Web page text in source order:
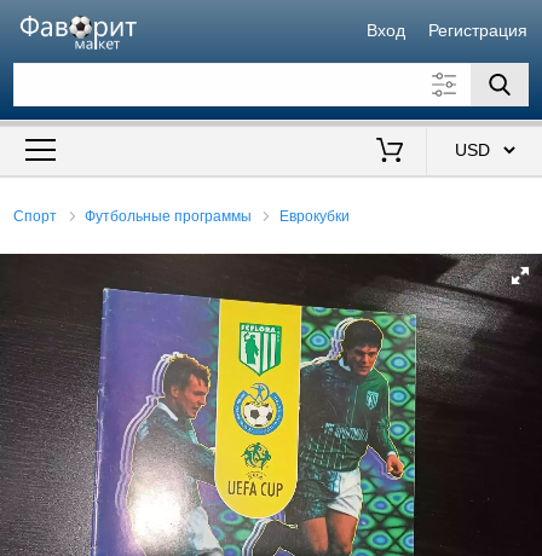
Вход Регистрация
Искать также в описании
Спорт Футбольные программы Еврокубки